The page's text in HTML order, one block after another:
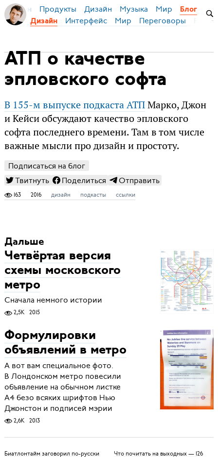
Бирман Продукты Дизайн Музыка Мир
Блог
Дизайн
Интерфейс Мир Переговоры
АТП о качестве
эпловского софта
В 155-м выпуске подкаста АТПМарко, Джон
и Кейси обсуждают качество эпловского
софта последнего времени. Там в том числе
важные мысли про дизайн и простоту.
Подписаться на блог
Твитнуть
Поделиться Отправить
163 2016 дизайн подкасты ссылки
Дальше
Четвёртая версия
схемы московского
метро
Сначала немного истории
2,5K 2015
Формулировки
объявлений в метро
А вот вам специальное фото.
В Лондонском метро повесили
объявление на обычном листке
А4 безо всяких шрифтов Нью
Джонстон и подписей мэрии
2,6K 2013
Биатлонтайм заговорил по-русски Что почитать на выходных — 126